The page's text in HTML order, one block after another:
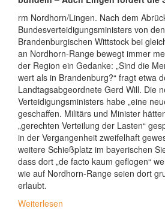
rm Nordhorn/Lingen. Nach dem
Bundesverteidigungsministers von
Brandenburgischen Wittstock bei
an Nordhorn-Range bewegt immer
der Region ein Gedanke: „Sind die
wert als in Brandenburg?“ fragt etwa
Landtagsabgeordnete Gerd Will. Die
Verteidigungsministers habe „eine
geschaffen. Militärs und Minister
„gerechten Verteilung der Lasten“
in der Vergangenheit zweifelhaft
weitere Schießplatz im bayerischen
dass dort „de facto kaum geflogen“
wie auf Nordhorn-Range seien dort
erlaubt.
Weiterlesen